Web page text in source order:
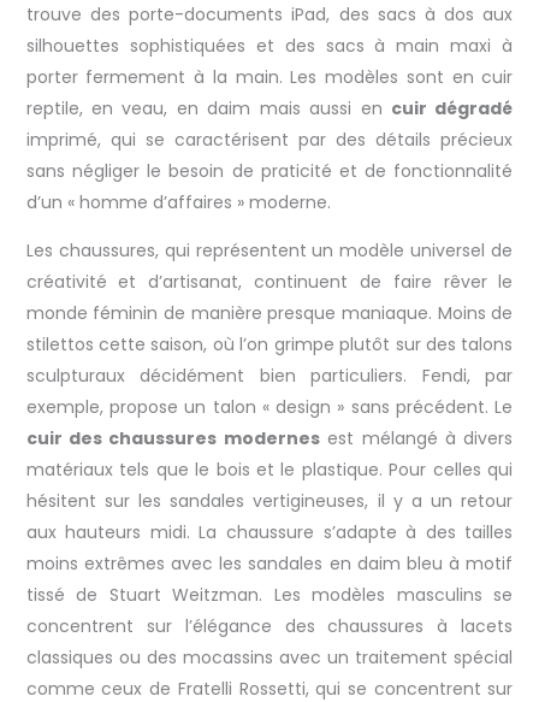
trouve des porte-documents iPad, des sacs à dos aux
silhouettes sophistiquées et des sacs à main maxi à
porter fermement à la main. Les modèles sont en cuir
reptile, en veau, en daim mais aussi en cuir dégradé
imprimé, qui se caractérisent par des détails précieux
sans négliger le besoin de praticité et de fonctionnalité
d’un « homme d’affaires » moderne.
Les chaussures, qui représentent un modèle universel de
créativité et d’artisanat, continuent de faire rêver le
monde féminin de manière presque maniaque. Moins de
stilettos cette saison, où l’on grimpe plutôt sur des talons
sculpturaux décidément bien particuliers. Fendi, par
exemple, propose un talon « design » sans précédent. Le
cuir des chaussures modernesest mélangé à divers
matériaux tels que le bois et le plastique. Pour celles qui
hésitent sur les sandales vertigineuses, il y a un retour
aux hauteurs midi. La chaussure s’adapte à des tailles
moins extrêmes avec les sandales en daim bleu à motif
tissé de Stuart Weitzman. Les modèles masculins se
concentrent sur l’élégance des chaussures à lacets
classiques ou des mocassins avec un traitement spécial
comme ceux de Fratelli Rossetti, qui se concentrent sur